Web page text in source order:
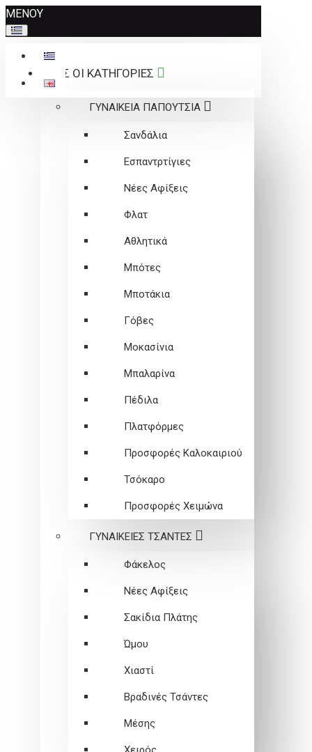
Σημείωση:
Αυτός
ο
ιστότοπος
περιλαμβάνει
ΜΕΝΟΥ
ΟΛΕΣ ΟΙ ΚΑΤΗΓΟΡΙΕΣ
ΓΥΝΑΙΚΕΙΑ ΠΑΠΟΥΤΣΙΑ
Σανδάλια
Εσπαντρτίγιες
Νέες Αφίξεις
Φλατ
Αθλητικά
Μπότες
Μποτάκια
Γόβες
Μοκασίνια
Μπαλαρίνα
Πέδιλα
Πλατφόρμες
Προσφορές Καλοκαιριού
Τσόκαρο
Προσφορές Χειμώνα
ΓΥΝΑΙΚΕΙEΣ ΤΣΑΝΤΕΣ
Φάκελος
Νέες Αφίξεις
Σακίδια Πλάτης
Ώμου
Χιαστί
Βραδινές Τσάντες
Μέσης